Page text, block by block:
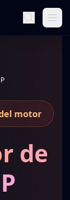
motor
de